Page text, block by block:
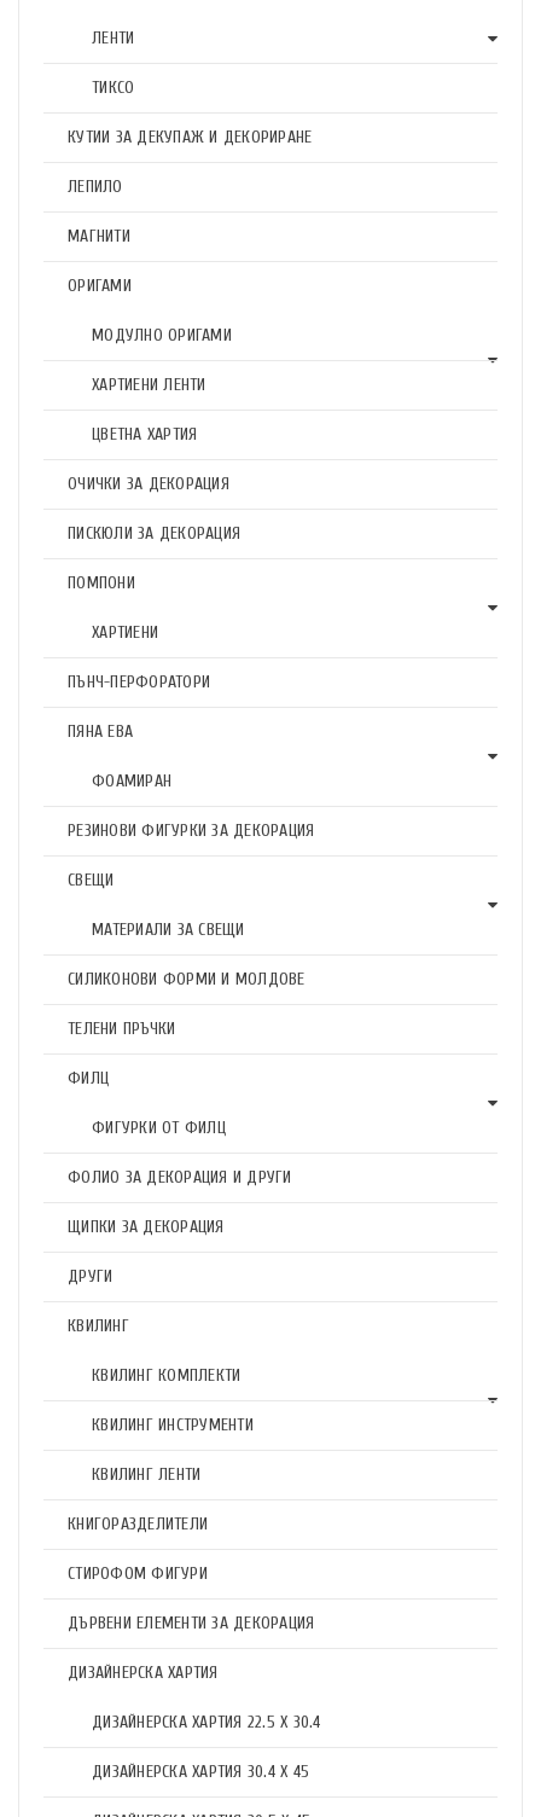
ЛЕНТИ
ТИКСО
КУТИИ ЗА ДЕКУПАЖ И ДЕКОРИРАНЕ
ЛЕПИЛО
МАГНИТИ
ОРИГАМИ
МОДУЛНО ОРИГАМИ
ХАРТИЕНИ ЛЕНТИ
ЦВЕТНА ХАРТИЯ
ОЧИЧКИ ЗА ДЕКОРАЦИЯ
ПИСКЮЛИ ЗА ДЕКОРАЦИЯ
ПОМПОНИ
ХАРТИЕНИ
ПЪНЧ-ПЕРФОРАТОРИ
ПЯНА ЕВА
ФОАМИРАН
РЕЗИНОВИ ФИГУРКИ ЗА ДЕКОРАЦИЯ
СВЕЩИ
МАТЕРИАЛИ ЗА СВЕЩИ
СИЛИКОНОВИ ФОРМИ И МОЛДОВЕ
ТЕЛЕНИ ПРЪЧКИ
ФИЛЦ
ФИГУРКИ ОТ ФИЛЦ
ФОЛИО ЗА ДЕКОРАЦИЯ И ДРУГИ
ЩИПКИ ЗА ДЕКОРАЦИЯ
ДРУГИ
КВИЛИНГ
КВИЛИНГ КОМПЛЕКТИ
КВИЛИНГ ИНСТРУМЕНТИ
КВИЛИНГ ЛЕНТИ
КНИГОРАЗДЕЛИТЕЛИ
СТИРОФОМ ФИГУРИ
ДЪРВЕНИ ЕЛЕМЕНТИ ЗА ДЕКОРАЦИЯ
ДИЗАЙНЕРСКА ХАРТИЯ
ДИЗАЙНЕРСКА ХАРТИЯ 22.5 X 30.4
ДИЗАЙНЕРСКА ХАРТИЯ 30.4 X 45